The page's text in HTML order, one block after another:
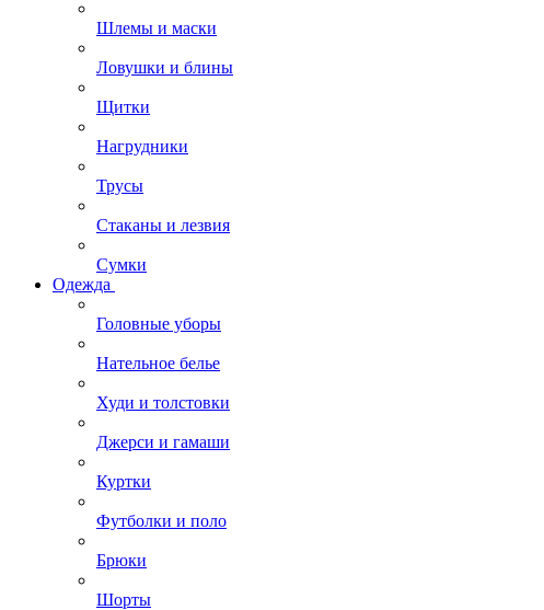
Шлемы и маски
Ловушки и блины
Щитки
Нагрудники
Трусы
Стаканы и лезвия
Сумки
Одежда
Головные уборы
Нательное белье
Худи и толстовки
Джерси и гамаши
Куртки
Футболки и поло
Брюки
Шорты